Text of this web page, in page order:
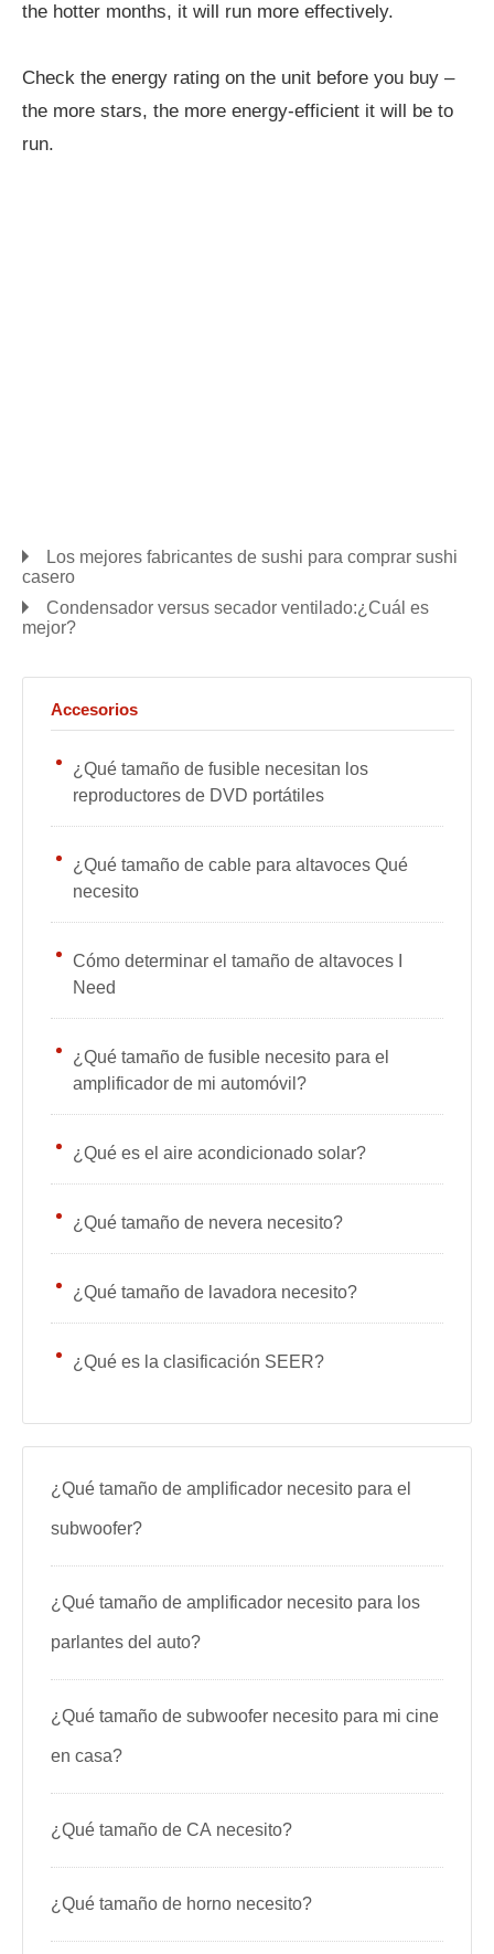
the hotter months, it will run more effectively.
Check the energy rating on the unit before you buy –
the more stars, the more energy-efficient it will be to
run.
Los mejores fabricantes de sushi para comprar sushi
casero
Condensador versus secador ventilado:¿Cuál es
mejor?
Accesorios
¿Qué tamaño de fusible necesitan los
reproductores de DVD portátiles
¿Qué tamaño de cable para altavoces Qué
necesito
Cómo determinar el tamaño de altavoces I
Need
¿Qué tamaño de fusible necesito para el
amplificador de mi automóvil?
¿Qué es el aire acondicionado solar?
¿Qué tamaño de nevera necesito?
¿Qué tamaño de lavadora necesito?
¿Qué es la clasificación SEER?
¿Qué tamaño de amplificador necesito para el
subwoofer?
¿Qué tamaño de amplificador necesito para los
parlantes del auto?
¿Qué tamaño de subwoofer necesito para mi cine
en casa?
¿Qué tamaño de CA necesito?
¿Qué tamaño de horno necesito?